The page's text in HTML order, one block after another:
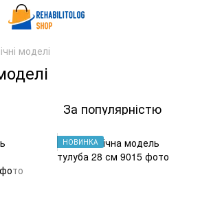
моделі
За популярністю
НОВИНКА